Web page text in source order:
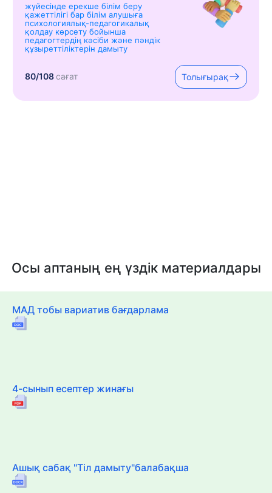
жүйесінде ерекше білім беру
қажеттілігі бар білім алушыға
психологиялық-педагогикалық
қолдау көрсету бойынша
педагогтердің кәсіби және пәндік
құзыреттіліктерін дамыту
80/108сағат Толығырақ
Осы аптаның ең үздік материалдары
МАД тобы вариатив бағдарлама
4-сынып есептер жинағы
Ашық сабақ "Тіл дамыту"балабақша